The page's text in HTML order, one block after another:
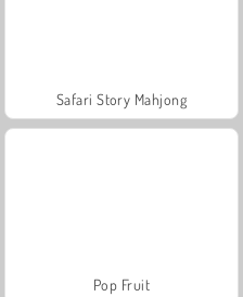
Safari Story Mahjong
Pop Fruit